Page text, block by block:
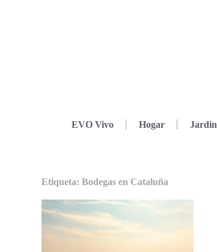
EVO Vivo Hogar Jardin
Etiqueta: Bodegas en Cataluña